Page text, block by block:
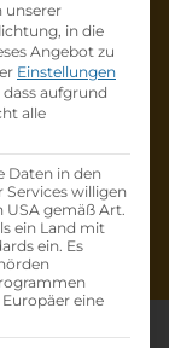
ist schon
unserer
in die
Angebot zu
Einstellungen
aufgrund
alle
Daten in den
Services willigen
USA gemäß Art.
ein Land mit
ein. Es
eine